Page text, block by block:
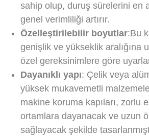
sahip olup, duruş sürelerini en
genel verimliliği artırır.
Özelleştirilebilir boyutlar:Bu
genişlik ve yükseklik aralığına
özel gereksinimlere göre
Dayanıklı yapı: Çelik veya
yüksek mukavemetli
makine koruma kapıları, zorlu
ortamlara dayanacak ve uzun
sağlayacak şekilde